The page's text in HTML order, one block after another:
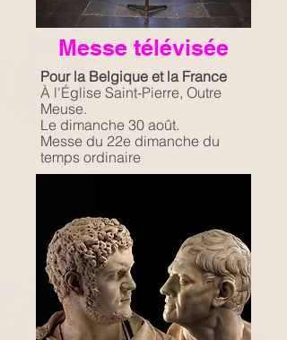
Messe télévisée
Pour la Belgique et la France
À l'Église Saint-Pierre, Outre
Meuse.
Le dimanche 30 août.
Messe du 22e dimanche du
temps ordinaire